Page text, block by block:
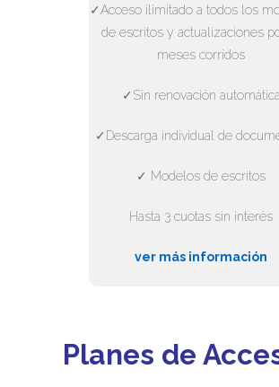
✓Acceso ilimitado a todos los
de escritos y actualizaciones
meses corridos
✓Sin renovación automática
✓Descarga individual de
✓ Modelos de escritos
Hasta 3 cuotas sin interés
ver más información
Planes de